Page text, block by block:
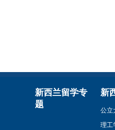
新西兰留学专
题
新
公立
理工